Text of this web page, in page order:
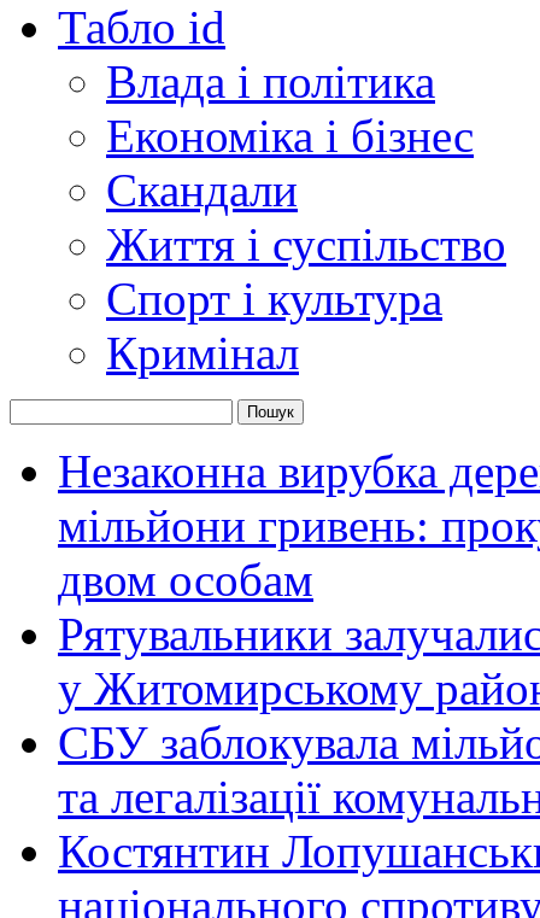
Табло id
Влада і політика
Економіка і бізнес
Скандали
Життя і суспільство
Спорт і культура
Кримінал
Незаконна вирубка
мільйони гривень:
двом особам
Рятувальники
у Житомирському
СБУ заблокувала
та легалізації
Костянтин
національного